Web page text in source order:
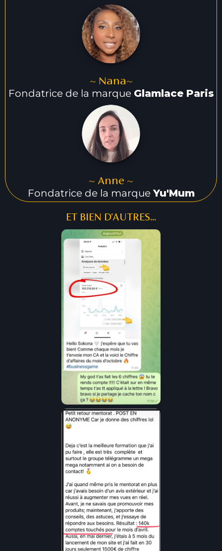
~ Nana~
Fondatrice de la marque Glamlace Paris
~ Anne ~
Fondatrice de la marque Yu'Mum
ET BIEN D'AUTRES...